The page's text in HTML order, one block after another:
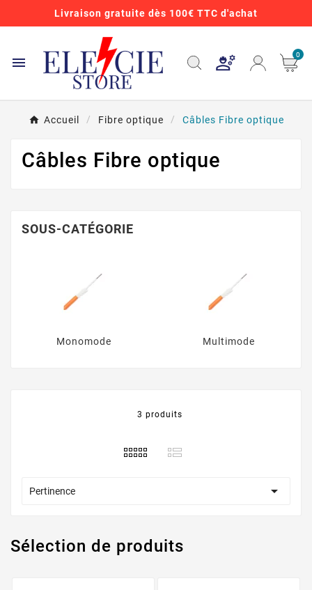
Livraison gratuite dès 100€ TTC d'achat
 0
Accueil Fibre optique Câbles Fibre optique
Câbles Fibre optique
SOUS-CATÉGORIE
Monomode Multimode
3 produits
Pertinence 
Sélection de produits